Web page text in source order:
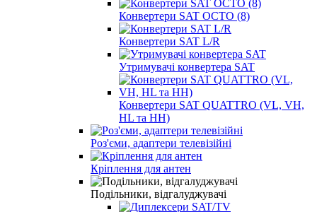
Конвертери SAT OCTO (8)
Конвертери SAT L/R
Утримувачі конвертера SAT
Конвертери SAT QUATTRO (VL, VH,
HL та HH)
Роз'єми, адаптери телевізійні
Кріплення для антен
Подільники, відгалуджувачі